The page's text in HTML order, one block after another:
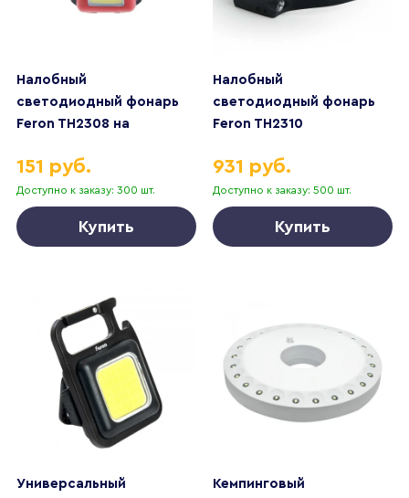
Налобный
светодиодный фонарь
Feron TH2308 на
41712
Доступно к заказу: 300 шт.
151 руб.
Купить
Налобный
светодиодный фонарь
Feron TH2310
400 лм 48525
Доступно к заказу: 500 шт.
931 руб.
Купить
Универсальный
Кемпинговый